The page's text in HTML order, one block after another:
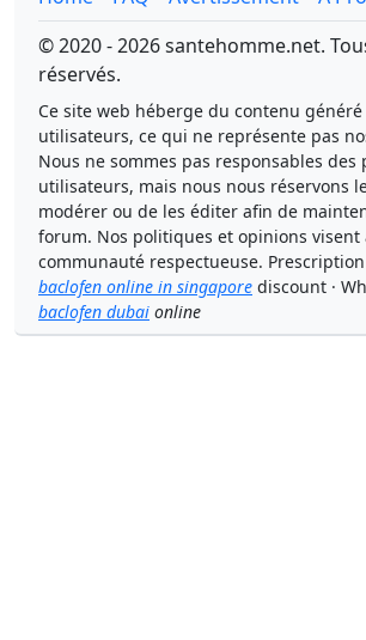
© 2020 - 2026 santehomme.net.
réservés.
Ce site web héberge du contenu
utilisateurs, ce qui ne représente pas
Nous ne sommes pas responsables des
utilisateurs, mais nous nous réservons
modérer ou de les éditer afin de
forum. Nos politiques et opinions visent
communauté respectueuse.
baclofen online in singapore discount ·
baclofen dubai online